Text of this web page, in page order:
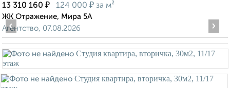
13 310 160 ₽ 124 000 ₽ за м²
ЖК Отражение, Мира 5А
Агентство, 07.08.2026
‹ ›